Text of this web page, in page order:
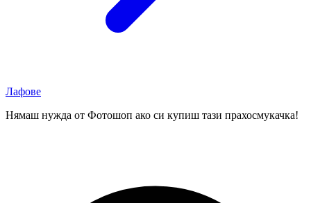
Лафове
Нямаш нужда от Фотошоп ако си купиш тази прахосмукачка!